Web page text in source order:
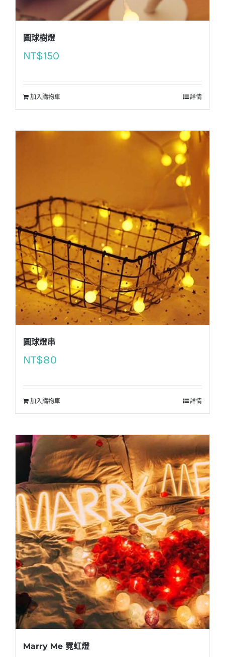
圓球樹燈
NT$150
加入購物車 詳情
圓球燈串
NT$80
加入購物車 詳情
Marry Me 霓虹燈